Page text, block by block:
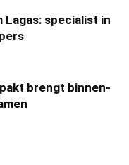
Lagas: specialist in
brengt binnen-